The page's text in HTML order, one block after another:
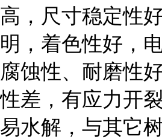
高，尺寸稳定性
明，着色性好，
腐蚀性、耐磨性
性差，有应力开
易水解，与其它